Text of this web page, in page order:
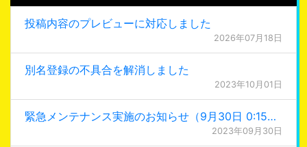
投稿内容のプレビューに対応しました
2026年07月18日
別名登録の不具合を解消しました
2023年10月01日
緊急メンテナンス実施のお知らせ（9月30日 0:15更新）
2023年09月30日